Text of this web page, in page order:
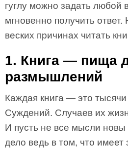
гуглу можно задать любой
мгновенно получить
веских причинах читать
1. Книга — пища
размышлений
Каждая книга — это
Суждений. Случаев их
И пусть не все мысли
дело ведь в том, что